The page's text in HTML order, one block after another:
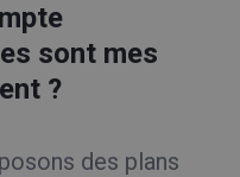
sont mes
?
des plans